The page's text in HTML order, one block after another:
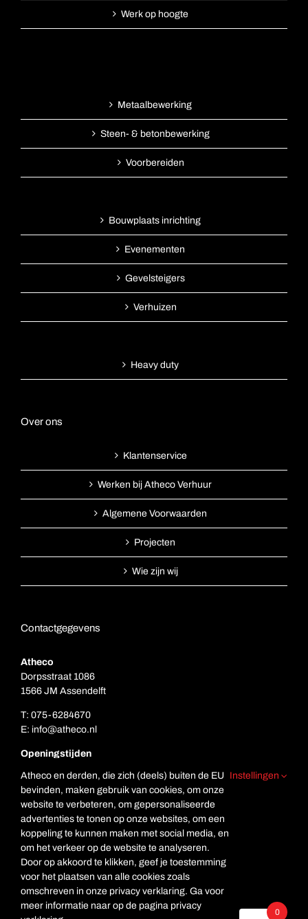
Werk op hoogte
Metaalbewerking
Steen- & betonbewerking
Voorbereiden
Bouwplaats inrichting
Evenementen
Gevelsteigers
Verhuizen
Heavy duty
Over ons
Klantenservice
Werken bij Atheco Verhuur
Algemene Voorwaarden
Projecten
Wie zijn wij
Contactgegevens
Atheco
Dorpsstraat 1086
1566 JM Assendelft
T: 075-6284670
E: info@atheco.nl
Openingstijden
Za: Gesloten
Zo. Gesloten
© Copyright Atheco 0
Atheco en derden, die zich (deels) buiten de EU
bevinden, maken gebruik van cookies, om onze
website te verbeteren, om gepersonaliseerde
advertenties te tonen op onze websites, om een
koppeling te kunnen maken met social media, en
om het verkeer op de website te analyseren.
Door op akkoord te klikken, geef je toestemming
voor het plaatsen van alle cookies zoals
omschreven in onze privacy verklaring. Ga voor
meer informatie naar op de pagina privacy
Instellingen